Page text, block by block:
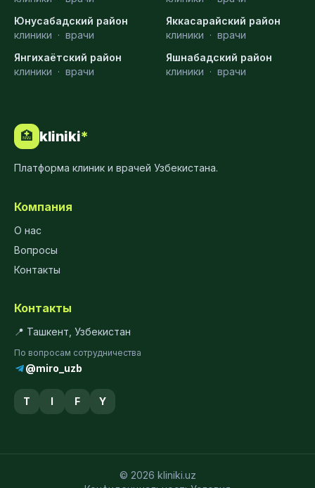
Юнусабадский район
клиники · врачи
Яккасарайский район
клиники · врачи
Янгихаётский район
клиники · врачи
Яшнабадский район
клиники · врачи
🏥 kliniki*
Платформа клиник и врачей Узбекистана.
Компания
О нас
Вопросы
Контакты
Контакты
📍 Ташкент, Узбекистан
По вопросам сотрудничества
@miro_uzb
T I F Y
© 2026 kliniki.uz